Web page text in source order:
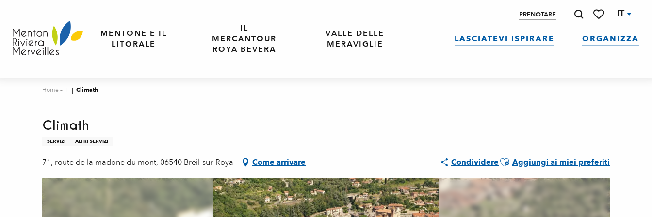
contenu
principal
PRENOTARE IT
MENTONE E IL
LITORALE
IL
MERCANTOUR
ROYA BEVERA
VALLE DELLE
MERAVIGLIE
LASCIATEVI ISPIRARE ORGANIZZA
Home – IT Climath
Climath
SERVIZI ALTRI SERVIZI
71, route de la madone du mont, 06540 Breil-sur-Roya Come arrivare CondividereAjouter aux favoris
Aggiungi ai miei preferiti